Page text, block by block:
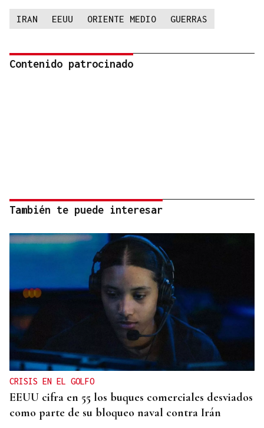
IRAN EEUU ORIENTE MEDIO GUERRAS
Contenido patrocinado
También te puede interesar
CRISIS EN EL GOLFO
EEUU cifra en 55 los buques comerciales desviados
como parte de su bloqueo naval contra Irán